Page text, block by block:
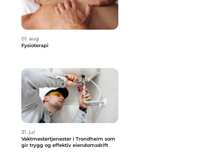
01. aug
Fysioterapi
31. jul
Vaktmestertjenester i Trondheim som
gir trygg og effektiv eiendomsdrift